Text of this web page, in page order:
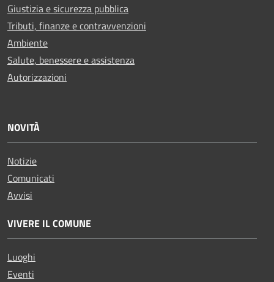
Giustizia e sicurezza pubblica
Tributi, finanze e contravvenzioni
Ambiente
Salute, benessere e assistenza
Autorizzazioni
NOVITÀ
Notizie
Comunicati
Avvisi
VIVERE IL COMUNE
Luoghi
Eventi